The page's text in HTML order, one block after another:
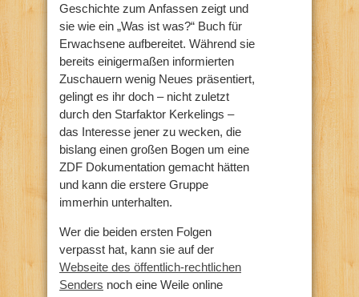
Geschichte zum Anfassen zeigt und
sie wie ein „Was ist was?“ Buch für
Erwachsene aufbereitet. Während sie
bereits einigermaßen informierten
Zuschauern wenig Neues präsentiert,
gelingt es ihr doch – nicht zuletzt
durch den Starfaktor Kerkelings –
das Interesse jener zu wecken, die
bislang einen großen Bogen um eine
ZDF Dokumentation gemacht hätten
und kann die erstere Gruppe
immerhin unterhalten.
Wer die beiden ersten Folgen
verpasst hat, kann sie auf der
Webseite des öffentlich-rechtlichen
Senders noch eine Weile online